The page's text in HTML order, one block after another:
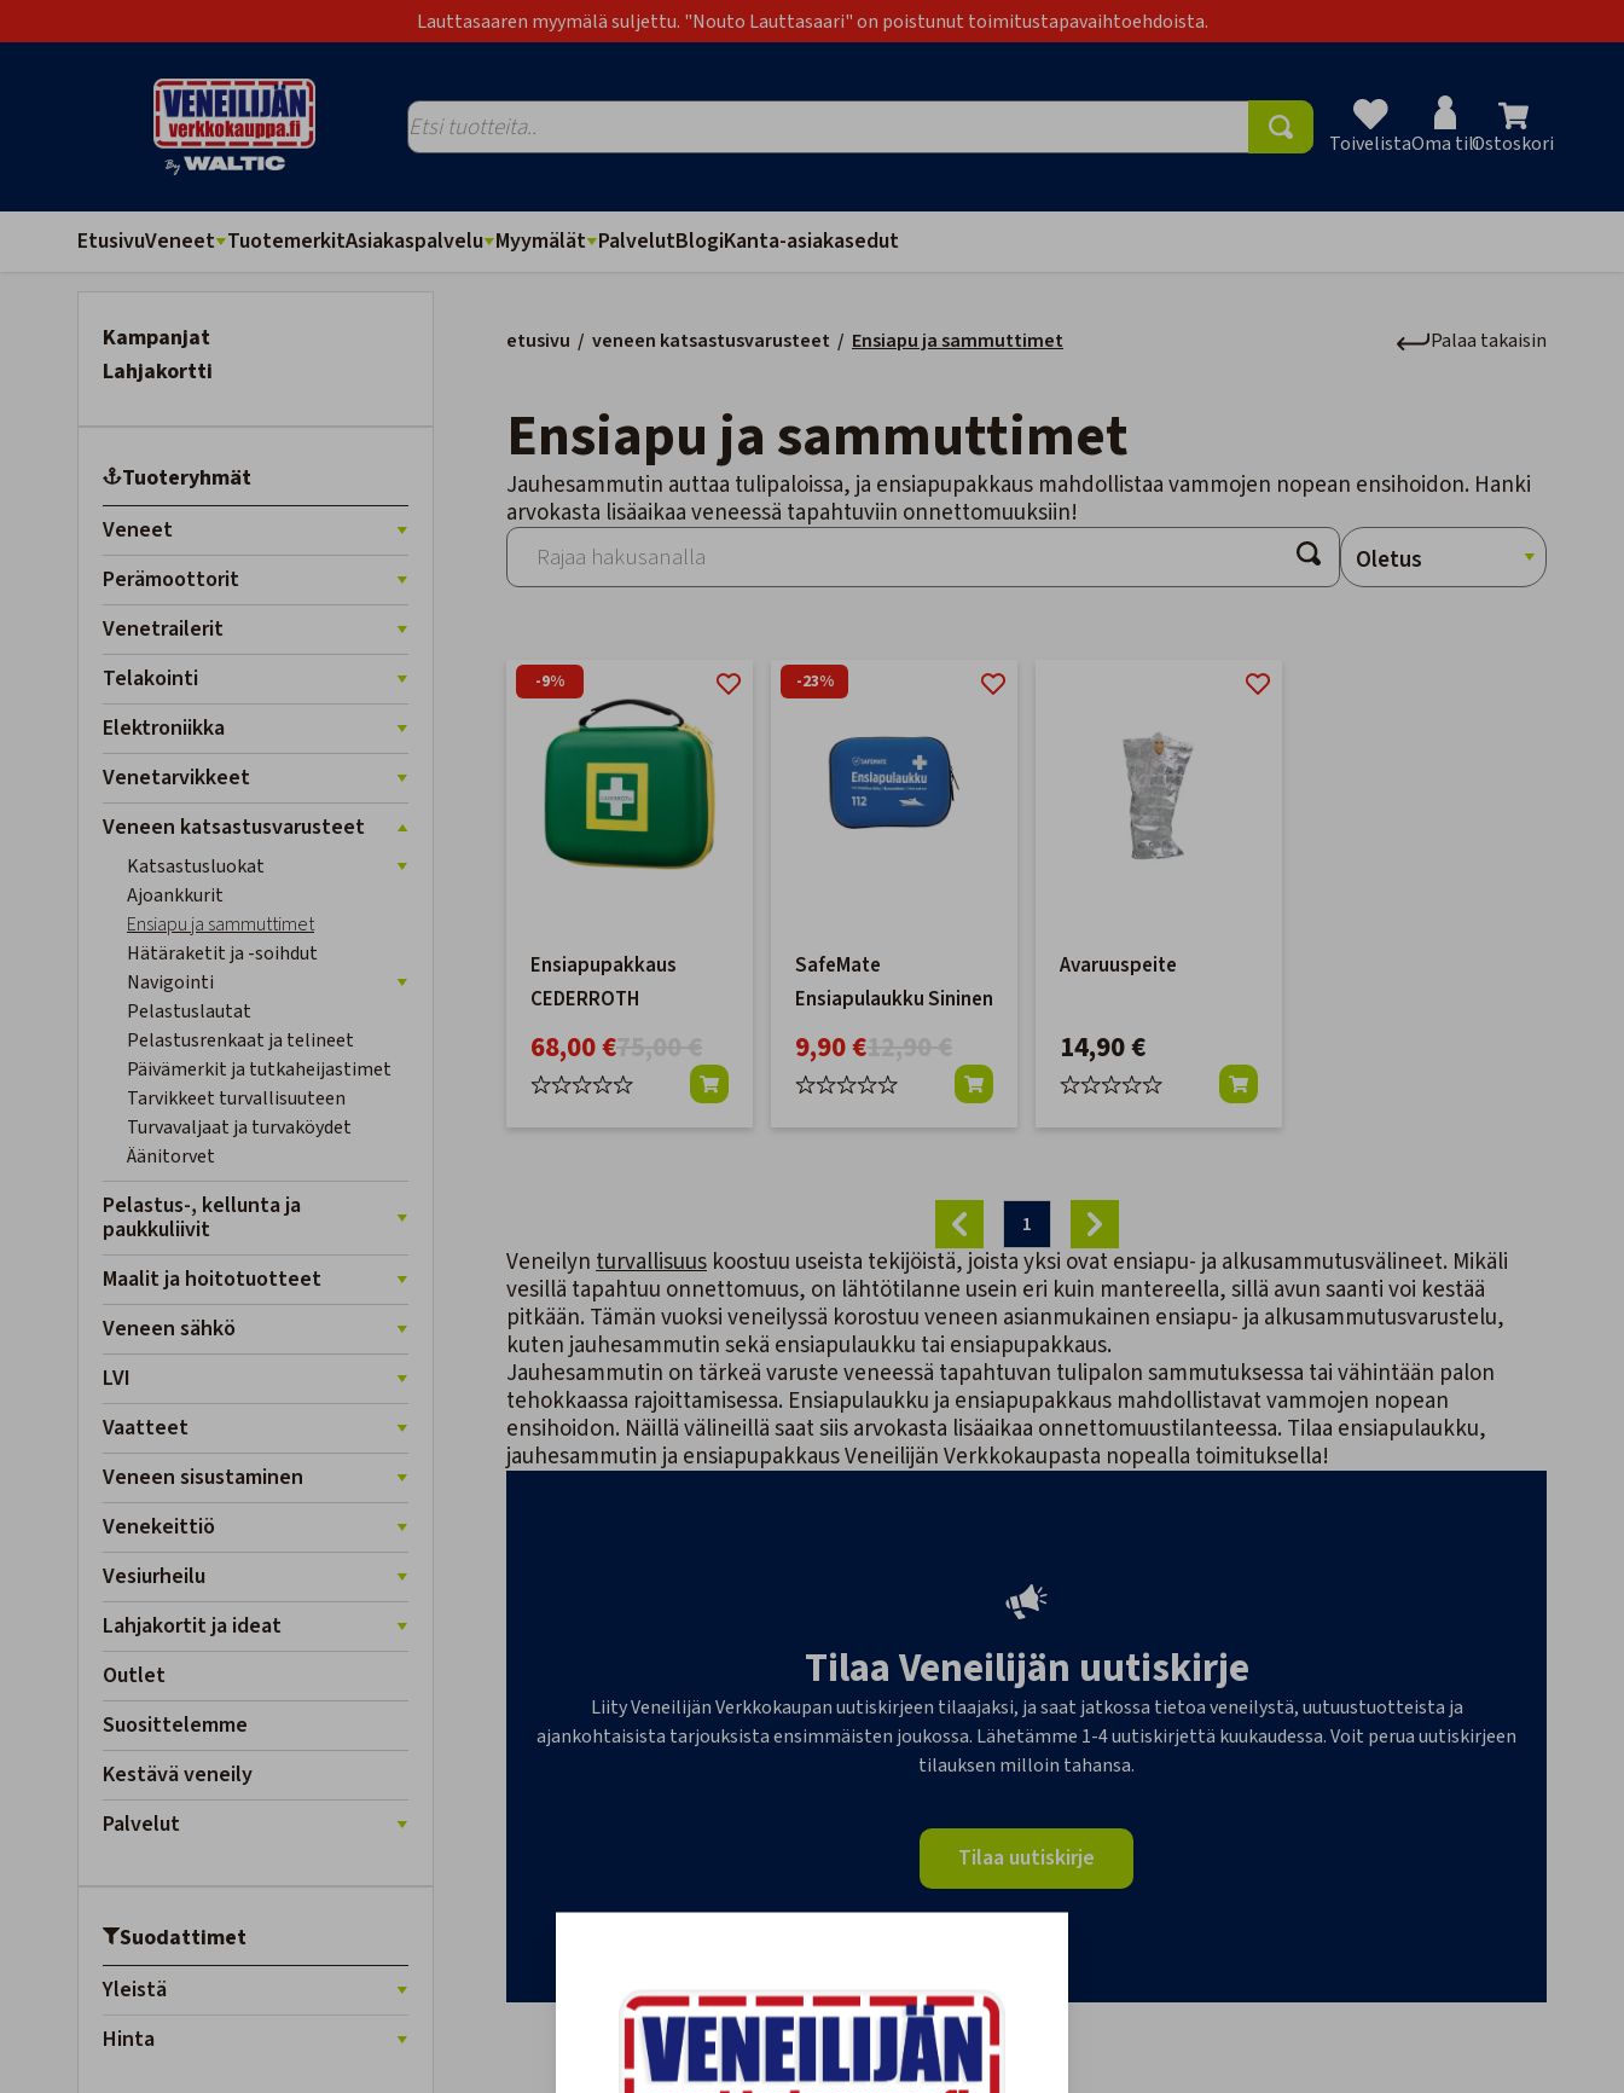
Lauttasaaren myymälä suljettu. "Nouto Lauttasaari" on poistunut toimitustapavaihtoehdoista.
ToivelistaOma tiliOstoskori
EtusivuVeneet TuotemerkitAsiakaspalvelu Myymälät PalvelutBlogiKanta-asiakasedut
Kampanjat
Lahjakortti
Tuoteryhmät
Veneet
Perämoottorit
Venetrailerit
Telakointi
Elektroniikka
Venetarvikkeet
Veneen katsastusvarusteet
Katsastusluokat
Ajoankkurit
Ensiapu ja sammuttimet
Hätäraketit ja -soihdut
Navigointi
Pelastuslautat
Pelastusrenkaat ja telineet
Päivämerkit ja tutkaheijastimet
Tarvikkeet turvallisuuteen
Turvavaljaat ja turvaköydet
Äänitorvet
Pelastus-, kellunta ja
paukkuliivit
Maalit ja hoitotuotteet
Veneen sähkö
LVI
Vaatteet
Veneen sisustaminen
Venekeittiö
Vesiurheilu
Lahjakortit ja ideat
Outlet
Suosittelemme
Kestävä veneily
Palvelut
Suodattimet
Yleistä
Hinta
etusivu / veneen katsastusvarusteet / Ensiapu ja sammuttimet Palaa takaisin
Ensiapu ja sammuttimet
Jauhesammutin auttaa tulipaloissa, ja ensiapupakkaus mahdollistaa vammojen nopean ensihoidon. Hanki
arvokasta lisäaikaa veneessä tapahtuviin onnettomuuksiin!
-9%
Ensiapupakkaus
CEDERROTH
68,00 €
-23%
SafeMate
Ensiapulaukku Sininen
9,90 €
Avaruuspeite
14,90 €
1
Veneilynturvallisuus koostuu useista tekijöistä, joista yksi ovat ensiapu- ja alkusammutusvälineet. Mikäli
vesillä tapahtuu onnettomuus, on lähtötilanne usein eri kuin mantereella, sillä avun saanti voi kestää
pitkään. Tämän vuoksi veneilyssä korostuu veneen asianmukainen ensiapu- ja alkusammutusvarustelu,
kuten jauhesammutin sekä ensiapulaukku tai ensiapupakkaus.
Jauhesammutin on tärkeä varuste veneessä tapahtuvan tulipalon sammutuksessa tai vähintään palon
tehokkaassa rajoittamisessa. Ensiapulaukku ja ensiapupakkaus mahdollistavat vammojen nopean
ensihoidon. Näillä välineillä saat siis arvokasta lisäaikaa onnettomuustilanteessa. Tilaa ensiapulaukku,
jauhesammutin ja ensiapupakkaus Veneilijän Verkkokaupasta nopealla toimituksella!
Tilaa Veneilijän uutiskirje
Liity Veneilijän Verkkokaupan uutiskirjeen tilaajaksi, ja saat jatkossa tietoa veneilystä, uutuustuotteista ja
ajankohtaisista tarjouksista ensimmäisten joukossa. Lähetämme 1-4 uutiskirjettä kuukaudessa. Voit perua uutiskirjeen
tilauksen milloin tahansa.
Tilaa uutiskirje